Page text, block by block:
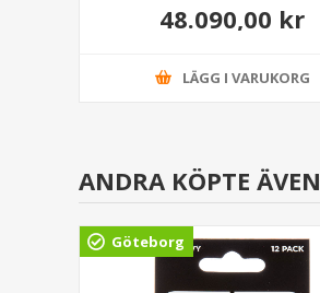
48.090,00 kr
LÄGG I VARUKORG
ANDRA KÖPTE ÄVEN
Göteborg